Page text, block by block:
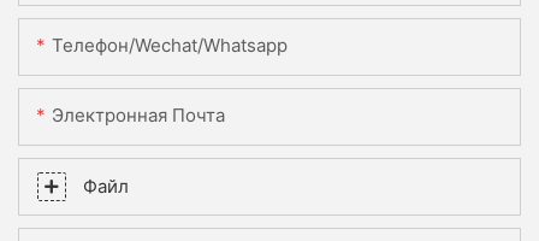
Телефон/Wechat/Whatsapp
Электронная Почта
Файл